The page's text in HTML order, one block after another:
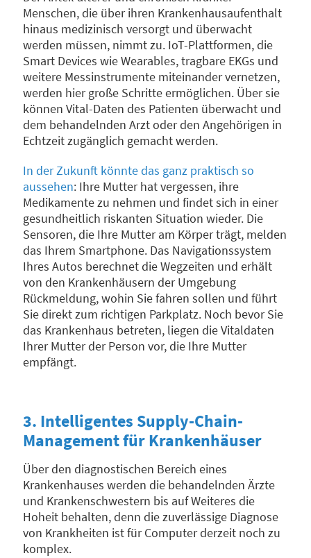
Menschen, die über ihren Krankenhausaufenthalt
hinaus medizinisch versorgt und überwacht
werden müssen, nimmt zu. IoT-Plattformen, die
Smart Devices wie Wearables, tragbare EKGs und
weitere Messinstrumente miteinander vernetzen,
werden hier große Schritte ermöglichen. Über sie
können Vital-Daten des Patienten überwacht und
dem behandelnden Arzt oder den Angehörigen in
Echtzeit zugänglich gemacht werden.
In der Zukunft könnte das ganz praktisch so
aussehen: Ihre Mutter hat vergessen, ihre
Medikamente zu nehmen und findet sich in einer
gesundheitlich riskanten Situation wieder. Die
Sensoren, die Ihre Mutter am Körper trägt, melden
das Ihrem Smartphone. Das Navigationssystem
Ihres Autos berechnet die Wegzeiten und erhält
von den Krankenhäusern der Umgebung
Rückmeldung, wohin Sie fahren sollen und führt
Sie direkt zum richtigen Parkplatz. Noch bevor Sie
das Krankenhaus betreten, liegen die Vitaldaten
Ihrer Mutter der Person vor, die Ihre Mutter
empfängt.
3. Intelligentes Supply-Chain-
Management für Krankenhäuser
Über den diagnostischen Bereich eines
Krankenhauses werden die behandelnden Ärzte
und Krankenschwestern bis auf Weiteres die
Hoheit behalten, denn die zuverlässige Diagnose
von Krankheiten ist für Computer derzeit noch zu
komplex.